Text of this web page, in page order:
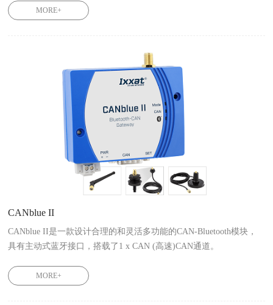
canAnalyser3 1.12.0133.31000
MORE+
CANblue II
CANblue II是一款设计合理的和灵活多功能的CAN-Bluetooth模块，
具有主动式蓝牙接口，搭载了1 x CAN (高速)CAN通道。
CANblue II 1.01.0126.12000/1.01.0126.12001/1.01.0126.12101
MORE+